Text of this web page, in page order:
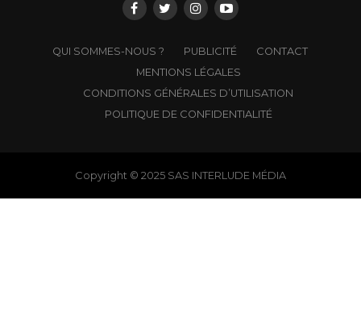
QUI SOMMES-NOUS ? PUBLICITÉ
CONTACT
MENTIONS LÉGALES
CONDITIONS GÉNÉRALES D’UTILISATION
POLITIQUE DE CONFIDENTIALITÉ
Copyright © 2025 SAS INTERLUDE MÉDIA